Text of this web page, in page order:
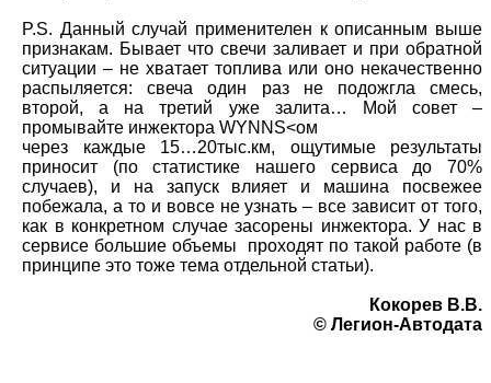
P.S. Данный случай применителен к описанным выше
признакам. Бывает что свечи заливает и при обратной
ситуации – не хватает топлива или оно некачественно
распыляется: свеча один раз не подожгла смесь,
второй, а на третий уже залита… Мой совет –
промывайте инжектора WYNNS<ом
через каждые 15…20тыс.км, ощутимые результаты
приносит (по статистике нашего сервиса до 70%
случаев), и на запуск влияет и машина посвежее
побежала, а то и вовсе не узнать – все зависит от того,
как в конкретном случае засорены инжектора. У нас в
сервисе большие объемы проходят по такой работе (в
принципе это тоже тема отдельной статьи).
Кокорев В.В.
© Легион-Автодата